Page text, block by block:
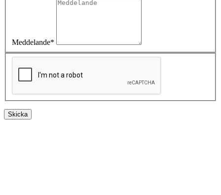
Meddelande*
Skicka